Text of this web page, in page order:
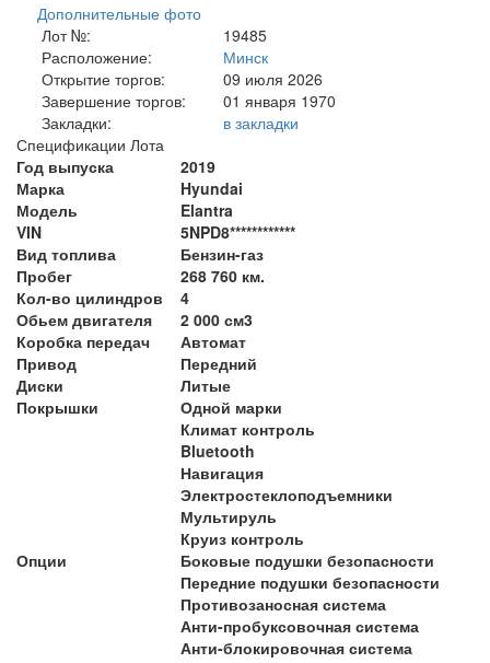
Дополнительные фото
Лот №:
19485
Расположение:
Минск
Открытие торгов:
09 июля 2026
Завершение торгов:
01 января 1970
Закладки:
в закладки
Спецификации Лота
Год выпуска
2019
Марка
Hyundai
Модель
Elantra
VIN
5NPD8************
Вид топлива
Бензин-газ
Пробег
268 760 км.
Кол-во цилиндров
4
Обьем двигателя
2 000 см3
Коробка передач
Автомат
Привод
Передний
Диски
Литые
Покрышки
Одной марки
Опции
Климат контроль
Bluetooth
Навигация
Электростеклоподъемники
Мультируль
Круиз контроль
Боковые подушки безопасности
Передние подушки безопасности
Противозаносная система
Анти-пробуксовочная система
Анти-блокировочная система